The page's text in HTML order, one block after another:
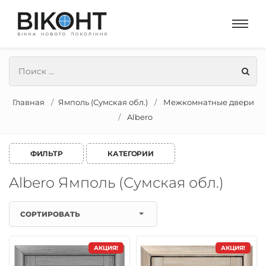
Главная Ямполь (Сумская обл.)
Межкомнатные двери
Albero
ФИЛЬТР КАТЕГОРИИ
Albero Ямполь (Сумская обл.)
СОРТИРОВАТЬ
АКЦИЯ! АКЦИЯ!